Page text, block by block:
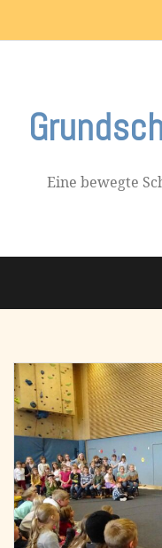
Eine bewegte